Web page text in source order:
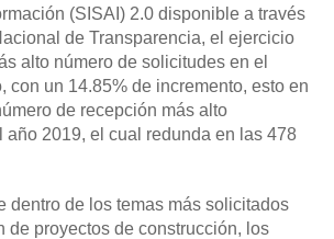
(SISAI) 2.0 disponible a través
de Transparencia, el ejercicio
alto número de solicitudes en el
con un 14.85% de incremento, esto en
de recepción más alto
año 2019, el cual redunda en las 478
dentro de los temas más solicitados
de proyectos de construcción, los